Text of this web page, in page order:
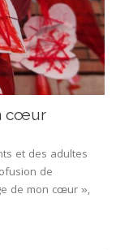
cœur
et des adultes
de
de mon cœur »,